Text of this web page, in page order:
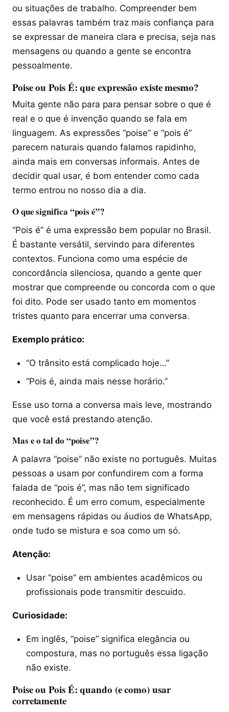
ou situações de trabalho. Compreender bem
essas palavras também traz mais confiança para
se expressar de maneira clara e precisa, seja nas
mensagens ou quando a gente se encontra
pessoalmente.
Poise ou Pois É: que expressão existe mesmo?
Muita gente não para para pensar sobre o que é
real e o que é invenção quando se fala em
linguagem. As expressões “poise” e “pois é”
parecem naturais quando falamos rapidinho,
ainda mais em conversas informais. Antes de
decidir qual usar, é bom entender como cada
termo entrou no nosso dia a dia.
O que significa “pois é”?
“Pois é” é uma expressão bem popular no Brasil.
É bastante versátil, servindo para diferentes
contextos. Funciona como uma espécie de
concordância silenciosa, quando a gente quer
mostrar que compreende ou concorda com o que
foi dito. Pode ser usado tanto em momentos
tristes quanto para encerrar uma conversa.
Exemplo prático:
“O trânsito está complicado hoje…”
“Pois é, ainda mais nesse horário.”
Esse uso torna a conversa mais leve, mostrando
que você está prestando atenção.
Mas e o tal do “poise”?
A palavra “poise” não existe no português. Muitas
pessoas a usam por confundirem com a forma
falada de “pois é”, mas não tem significado
reconhecido. É um erro comum, especialmente
em mensagens rápidas ou áudios de WhatsApp,
onde tudo se mistura e soa como um só.
Atenção:
Usar “poise” em ambientes acadêmicos ou
profissionais pode transmitir descuido.
Curiosidade:
Em inglês, “poise” significa elegância ou
compostura, mas no português essa ligação
não existe.
Poise ou Pois É: quando (e como) usar
corretamente